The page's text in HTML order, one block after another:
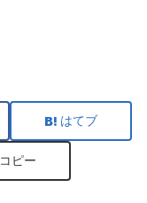
はてブ
コピー